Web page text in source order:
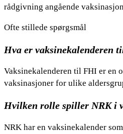
rådgivning angående
Ofte stillede spørgsmål
Hva er vaksinekalenderen
Vaksinekalenderen til FHI er en
vaksinasjoner for ulike
Hvilken rolle spiller NRK i
NRK har en vaksinekalender